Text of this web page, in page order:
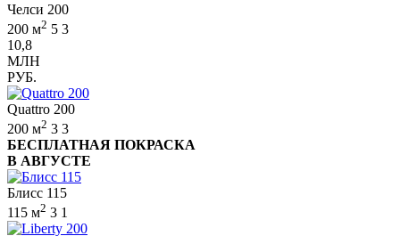
Челси 200
200 м2 5 3
10,8
МЛН
РУБ.
Quattro 200
200 м2 3 3
БЕСПЛАТНАЯ ПОКРАСКА
В АВГУСТЕ
Блисс 115
115 м2 3 1